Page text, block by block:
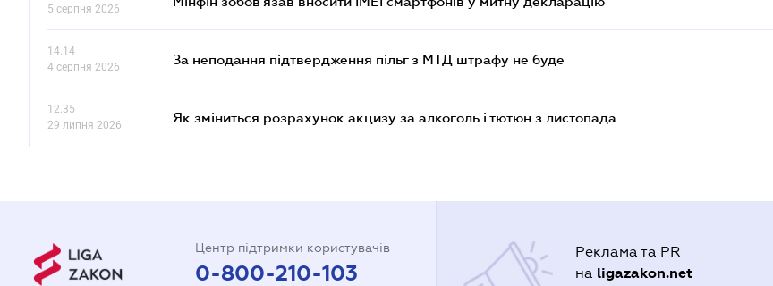
5 серпня 2026
14.14
4 серпня 2026
За неподання підтвердження пільг з МТД штрафу не буде
12.35
29 липня 2026
Як зміниться розрахунок акцизу за алкоголь і тютюн з листопада
Центр підтримки користувачів
0-800-210-103
Реклама та PR
на ligazakon.net